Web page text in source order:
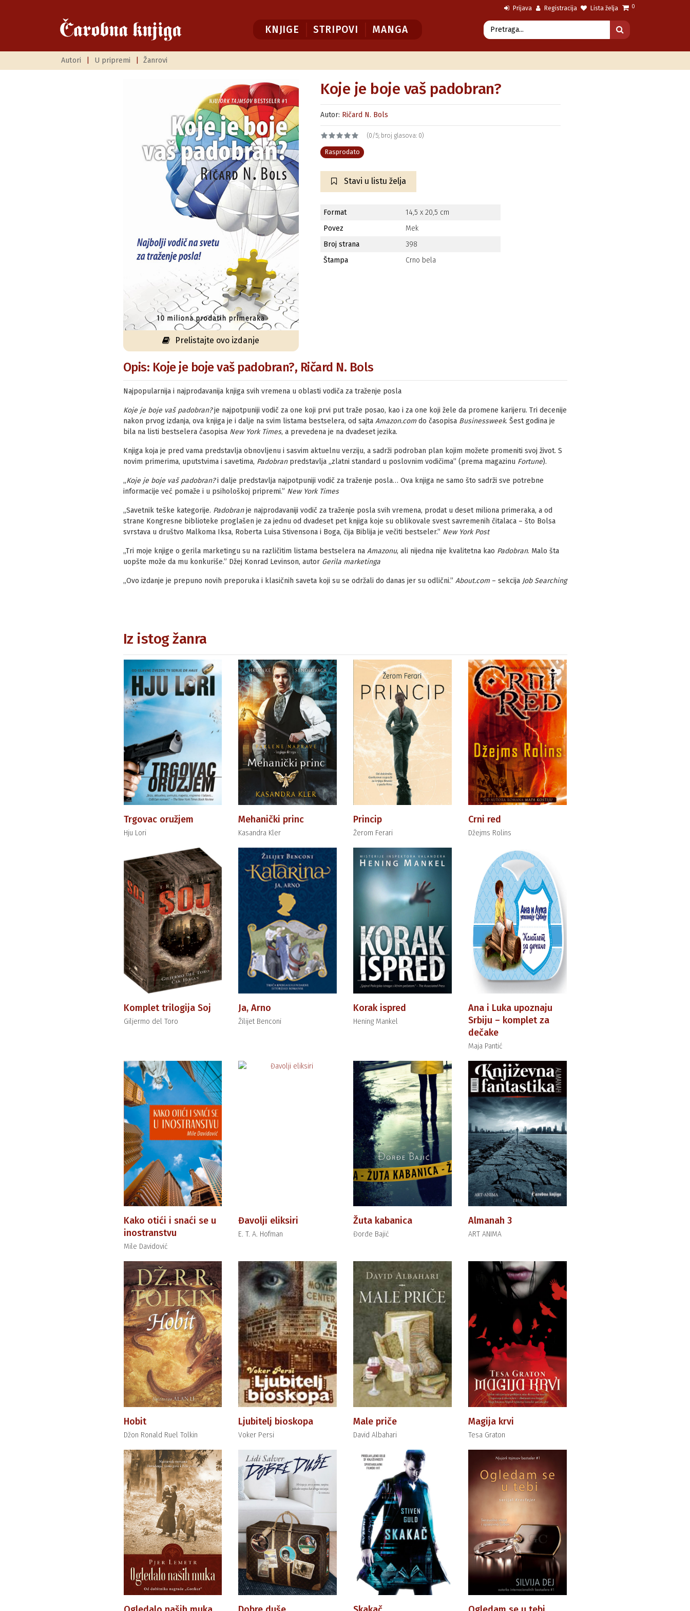
Prijava Registracija Lista želja 0
KNJIGE STRIPOVI MANGA
Autori U pripremi Žanrovi
Prelistajte ovo izdanje
Koje je boje vaš padobran?
Autor: Ričard N. Bols
(0/5; broj glasova: 0)
Rasprodato
Stavi u listu želja
Format
14,5 x 20,5 cm
Povez
Mek
Broj strana
398
Štampa
Crno bela
Opis: Koje je boje vaš padobran?, Ričard N. Bols
Najpopularnija i najprodavanija knjiga svih vremena u oblasti vodiča za traženje posla
Koje je boje vaš padobran?je najpotpuniji vodič za one koji prvi put traže posao, kao i za one koji žele da promene karijeru. Tri decenije
nakon prvog izdanja, ova knjiga je i dalje na svim listama bestselera, od sajta Amazon.comdo časopisa Businessweek. Šest godina je
bila na listi bestselera časopisa New York Times, a prevedena je na dvadeset jezika.
Knjiga koja je pred vama predstavlja obnovljenu i sasvim aktuelnu verziju, a sadrži podroban plan kojim možete promeniti svoj život. S
novim primerima, uputstvima i savetima, Padobranpredstavlja „zlatni standard u poslovnim vodičima” (prema magazinu Fortune).
„Koje je boje vaš padobran?i dalje predstavlja najpotpuniji vodič za traženje posla… Ova knjiga ne samo što sadrži sve potrebne
informacije već pomaže i u psihološkoj pripremi.” New York Times
„Savetnik teške kategorije. Padobranje najprodavaniji vodič za traženje posla svih vremena, prodat u deset miliona primeraka, a od
strane Kongresne biblioteke proglašen je za jednu od dvadeset pet knjiga koje su oblikovale svest savremenih čitalaca – što Bolsa
svrstava u društvo Malkoma Iksa, Roberta Luisa Stivensona i Boga, čija Biblija je večiti bestseler.” New York Post
„Tri moje knjige o gerila marketingu su na različitim listama bestselera na Amazonu, ali nijedna nije kvalitetna kao Padobran. Malo šta
uopšte može da mu konkuriše.” Džej Konrad Levinson, autor Gerila marketinga
„Ovo izdanje je prepuno novih preporuka i klasičnih saveta koji su se održali do danas jer su odlični.” About.com– sekcija Job Searching
Iz istog žanra
Trgovac oružjem
Hju Lori
Mehanički princ
Kasandra Kler
Princip
Žerom Ferari
Crni red
Džejms Rolins
Komplet trilogija Soj
Giljermo del Toro
Ja, Arno
Žilijet Benconi
Korak ispred
Hening Mankel
Ana i Luka upoznaju
Srbiju – komplet za
dečake
Maja Pantić
Kako otići i snaći se u
inostranstvu
Mile Davidović
Đavolji eliksiri
E. T. A. Hofman
Žuta kabanica
Đorđe Bajić
Almanah 3
ART ANIMA
Hobit
Džon Ronald Ruel Tolkin
Ljubitelj bioskopa
Voker Persi
Male priče
David Albahari
Magija krvi
Tesa Graton